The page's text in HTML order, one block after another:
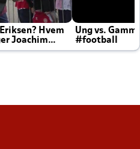
Hvem
Joachim
Ung vs.
#football